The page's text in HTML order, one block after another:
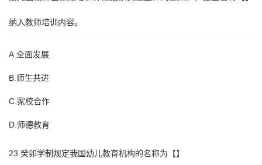
纳入教师培训内容。
A.全面发展
B.师生共进
C.家校合作
D.师德教育
23.癸卯学制规定我国幼儿教育机构的名称为【】